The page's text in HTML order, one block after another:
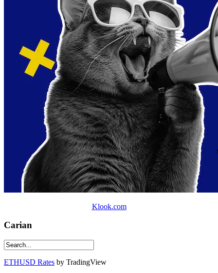
Klook.com
Carian
ETHUSD Rates by TradingView